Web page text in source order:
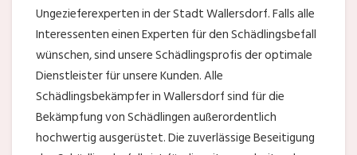
Ungezieferexperten in der Stadt Wallersdorf. Falls alle
Interessenten einen Experten für den Schädlingsbefall
wünschen, sind unsere Schädlingsprofis der optimale
Dienstleister für unsere Kunden. Alle
Schädlingsbekämpfer in Wallersdorf sind für die
Bekämpfung von Schädlingen außerordentlich
hochwertig ausgerüstet. Die zuverlässige Beseitigung